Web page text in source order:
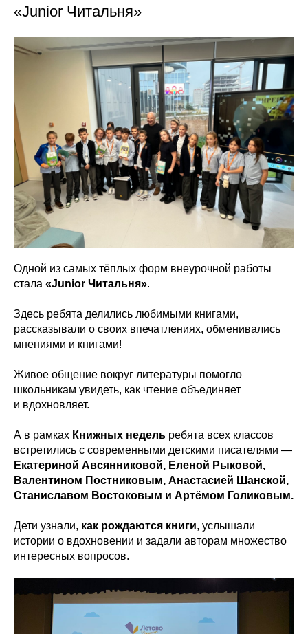
«Junior Читальня»
Одной из самых тёплых форм внеурочной работы
стала «Junior Читальня».
Здесь ребята делились любимыми книгами,
рассказывали о своих впечатлениях, обменивались
мнениями и книгами!
Живое общение вокруг литературы помогло
школьникам увидеть, как чтение объединяет
и вдохновляет.
А в рамках Книжных недель ребята всех классов
встретились с современными детскими писателями —
Екатериной Авсянниковой, Еленой Рыковой,
Валентином Постниковым, Анастасией Шанской,
Станиславом Востоковым и Артёмом Голиковым.
Дети узнали, как рождаются книги, услышали
истории о вдохновении и задали авторам множество
интересных вопросов.